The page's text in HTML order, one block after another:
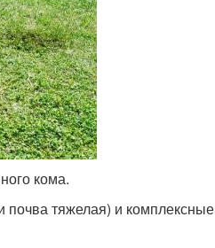
кома.
почва тяжелая) и комплексные